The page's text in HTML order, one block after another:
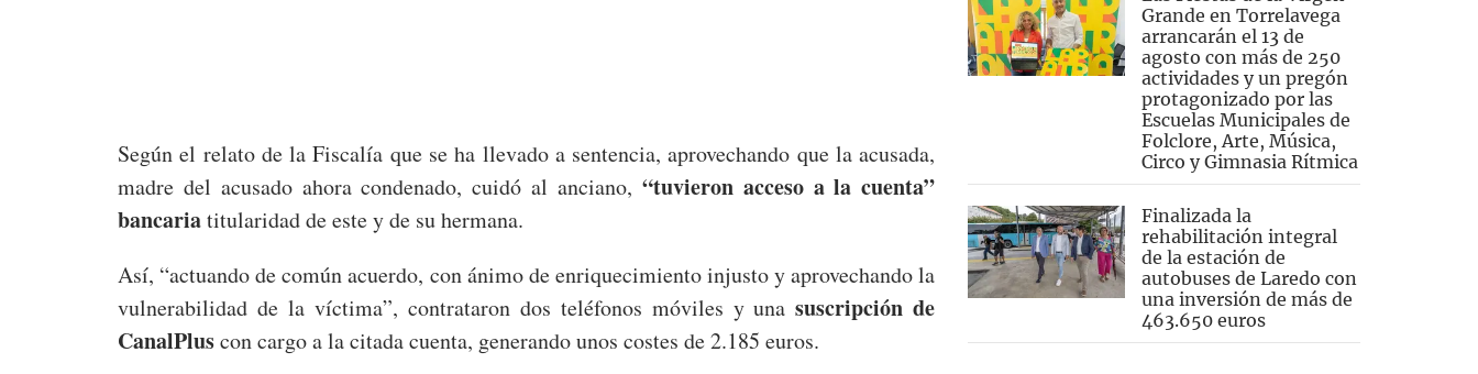
Según el relato de la Fiscalía que se ha llevado a sentencia, aprovechando que la acusada,
madre del acusado ahora condenado, cuidó al anciano, “tuvieron acceso a la cuenta”
bancariatitularidad de este y de su hermana.
Así, “actuando de común acuerdo, con ánimo de enriquecimiento injusto y aprovechando la
vulnerabilidad de la víctima”, contrataron dos teléfonos móviles y unasuscripción de
CanalPluscon cargo a la citada cuenta, generando unos costes de 2.185 euros.
Grande en Torrelavega
arrancarán el 13 de
agosto con más de 250
actividades y un pregón
protagonizado por las
Escuelas Municipales de
Folclore, Arte, Música,
Circo y Gimnasia Rítmica
Finalizada la
rehabilitación integral
de la estación de
autobuses de Laredo con
una inversión de más de
463.650 euros